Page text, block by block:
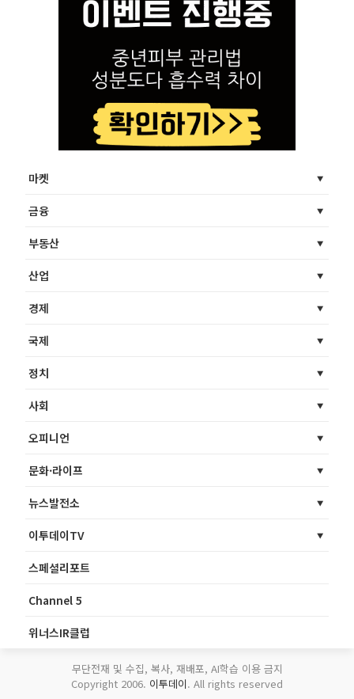
마켓
금융
부동산
산업
경제
국제
정치
사회
오피니언
문화·라이프
뉴스발전소
이투데이TV
스페셜리포트
Channel 5
위너스IR클럽
무단전재 및 수집, 복사, 재배포, AI학습 이용 금지
Copyright 2006. 이투데이. All rights reserved